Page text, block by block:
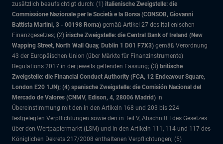
zusätzlich beaufsichtigt durch: (1) italienische Zweigstelle: die
Commissione Nazionale per le Società e la Borsa (CONSOB, Giovanni
Battista Martini, 3 - 00198 Roma) gemäß Artikel 27 des italienischen
Finanzgesetzes; (2) irische Zweigstelle: die Central Bank of Ireland (New
Wapping Street, North Wall Quay, Dublin 1 D01 F7X3) gemäß Verordnung
43 der Europäischen Union (über Märkte für Finanzinstrumente)
Regulations 2017 in der jeweils geltenden Fassung; (3) britische
Zweigstelle: die Financial Conduct Authority (FCA, 12 Endeavour Square,
London E20 1JN); (4) spanische Zweigstelle: die Comisión Nacional del
Mercado de Valores (CNMV, Edison, 4, 28006 Madrid) in
Übereinstimmung mit den in den Artikeln 168 und 203 bis 224
festgelegten Verpflichtungen sowie den in Teil V, Abschnitt I des Gesetzes
über den Wertpapiermarkt (LSM) und in den Artikeln 111, 114 und 117 des
Königlichen Dekrets 217/2008 enthaltenen Verpflichtungen; (5)